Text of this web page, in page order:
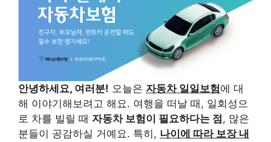
안녕하세요, 여러분! 오늘은 자동차 일일보험에 대
해 이야기해보려고 해요. 여행을 떠날 때, 일회성으
로 차를 빌릴 때 자동차 보험이 필요하다는 점 , 많은
분들이 공감하실 거예요. 특히, 나이에 따라 보장 내